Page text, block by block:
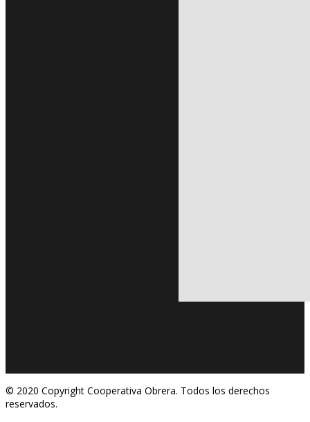
© 2020 Copyright Cooperativa Obrera. Todos los derechos
reservados.